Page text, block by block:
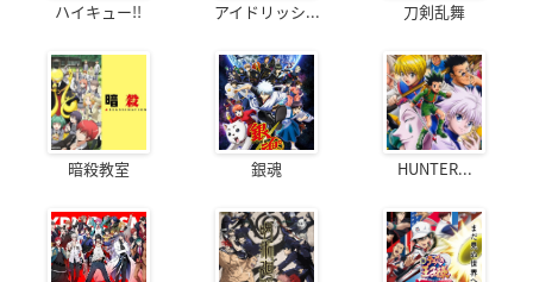
ハイキュー!! アイドリッシ... 刀剣乱舞
暗殺教室 銀魂 HUNTER...